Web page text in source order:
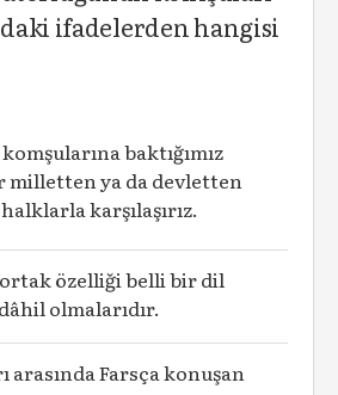
ifadelerden hangisi
baktığımız
milletten ya da devletten
karşılaşırız.
özelliği belli bir dil
olmalarıdır.
arasında Farsça konuşan